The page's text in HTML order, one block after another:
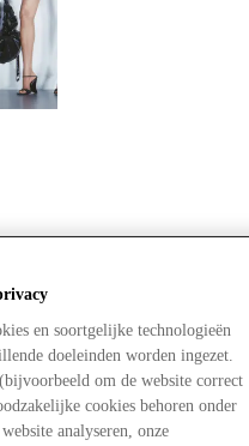
en soortgelijke technologieën
doeleinden worden ingezet.
om de website correct
cookies behoren onder
analyseren, onze